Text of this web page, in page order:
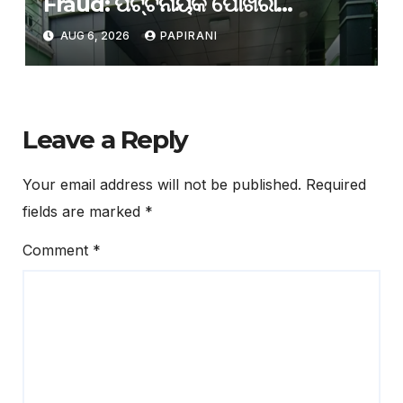
ପୁନରୁଦ୍ଧାରରେ ଲକ୍ଷାଧିକ ଟଙ୍କା
ହରିଲୁଟ୍; ଦୁଇ ସରକାରୀ ଇଞ୍ଜିନିୟର ଓ
ଠିକାଦାର ଗିରଫ
AUG 6, 2026 PAPIRANI
Leave a Reply
Your email address will not be published. Required
fields are marked *
Comment *